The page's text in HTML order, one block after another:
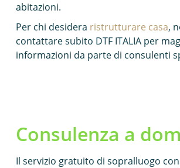
abitazioni.
Per chi desidera ristrutturare casa,
contattare subito DTF ITALIA per
informazioni da parte di consulenti
Consulenza a
Il servizio gratuito di sopralluogo